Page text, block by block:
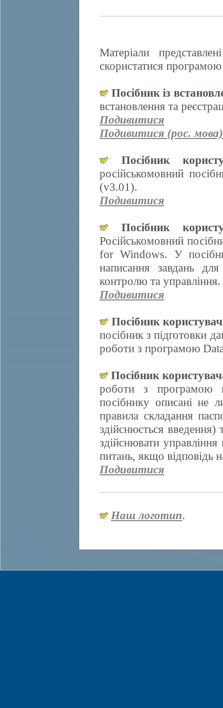
Матеріали
скористатися
Посібник із
встановлення та
Подивитися
Подивитися (рос. мова)
Посібник
російськомовний
(v3.01).
Подивитися
Посібник
Російськомовний
for Windows. У
написання завдань
контролю та управління.
Подивитися
Посібник
посібник з підготовки
роботи з програмою
Посібник
роботи з програмою
посібнику описані не
правила складання
здійснюється
здійснювати
питань, якщо відповідь
Подивитися
Наш логотип.